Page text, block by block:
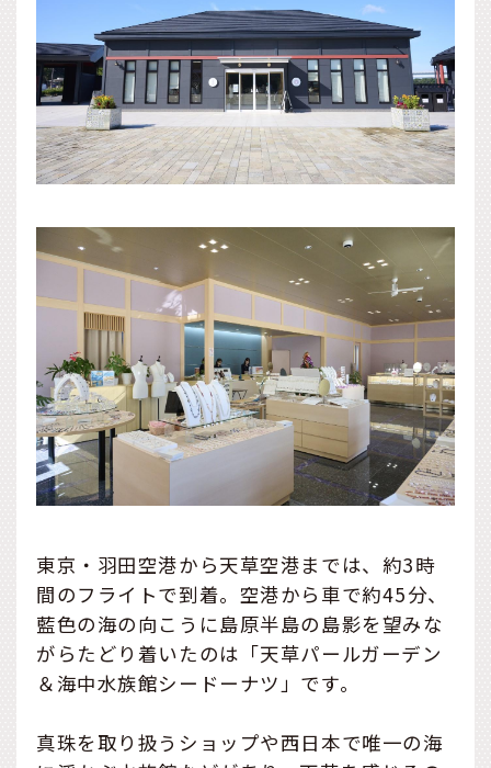
東京・羽田空港から天草空港までは、約3時
間のフライトで到着。空港から車で約45分、
藍色の海の向こうに島原半島の島影を望みな
がらたどり着いたのは「天草パールガーデン
＆海中水族館シードーナツ」です。
真珠を取り扱うショップや西日本で唯一の海